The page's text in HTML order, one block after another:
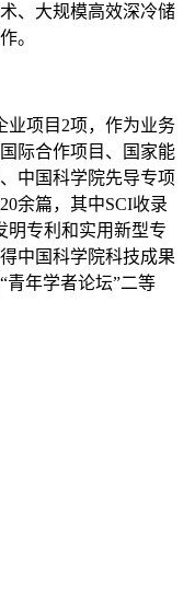
、大规模高效深冷储
。
业项目2项，作为业务
际合作项目、国家能
中国科学院先导专项
余篇，其中SCI收录
明专利和实用新型专
中国科学院科技成果
青年学者论坛”二等